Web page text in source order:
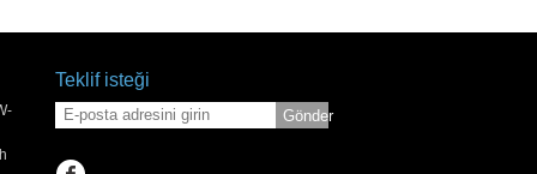
Teklif isteği
Gönder